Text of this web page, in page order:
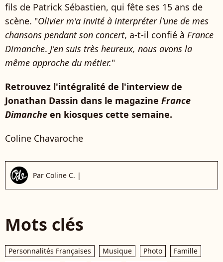
fils de Patrick Sébastien, qui fête ses 15 ans de
scène. "Olivier m'a invité à interpréter l'une de mes
chansons pendant son concert, a-t-il confié à France
Dimanche. J'en suis très heureux, nous avons la
même approche du métier."
Retrouvez l'intégralité de l'interview de
Jonathan Dassin dans le magazine France
Dimanche en kiosques cette semaine.
Coline Chavaroche
Par Coline C. |
Mots clés
Personnalités Françaises Musique Photo
Famille